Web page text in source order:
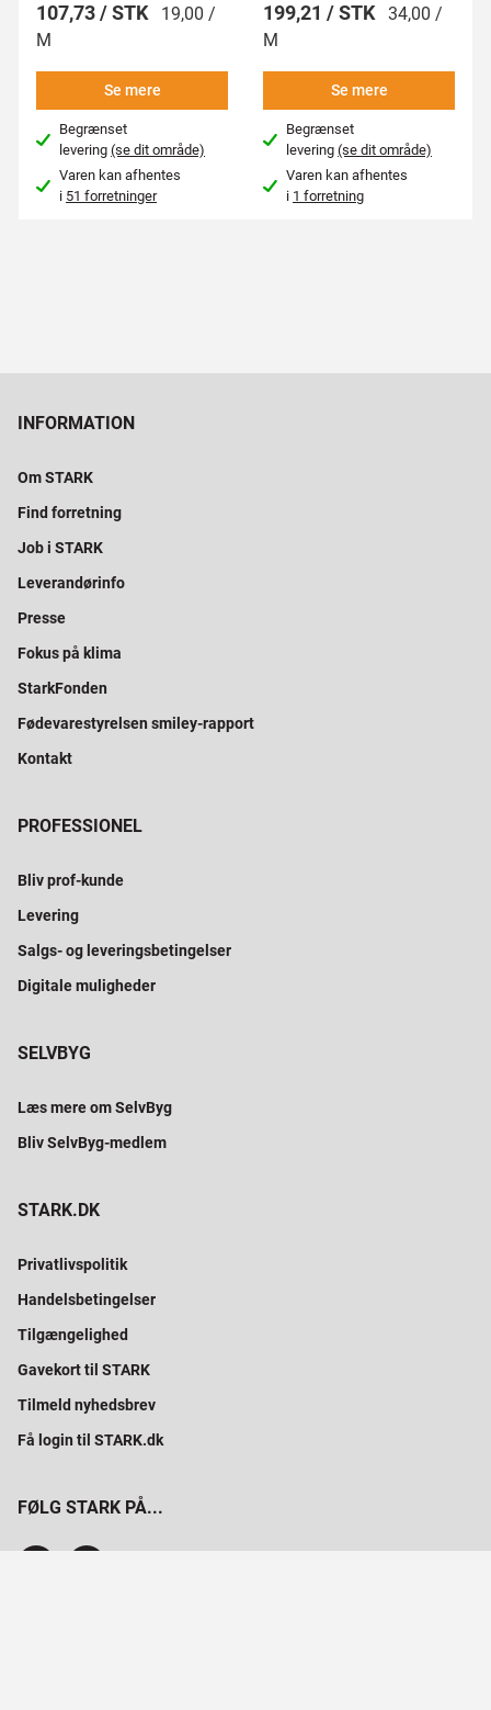
107,73 / STK
19,00 /
M
Se mere
Begrænset
levering(se dit område)
Varen kan afhentes
i 51 forretninger
199,21 / STK 34,00 /
M
Se mere
Begrænset
levering(se dit område)
Varen kan afhentes
i 1 forretning
INFORMATION
Om STARK
Find forretning
Job i STARK
Leverandørinfo
Presse
Fokus på klima
StarkFonden
Fødevarestyrelsen smiley-rapport
Kontakt
PROFESSIONEL
Bliv prof-kunde
Levering
Salgs- og leveringsbetingelser
Digitale muligheder
SELVBYG
Læs mere om SelvByg
Bliv SelvByg-medlem
STARK.DK
Privatlivspolitik
Handelsbetingelser
Tilgængelighed
Gavekort til STARK
Tilmeld nyhedsbrev
Få login til STARK.dk
FØLG STARK PÅ...